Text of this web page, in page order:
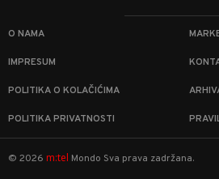
O NAMA
IMPRESUM
POLITIKA O KOLAČIĆIMA
POLITIKA PRIVATNOSTI
© 2026 m:tel Mondo Sva prava zadržana.